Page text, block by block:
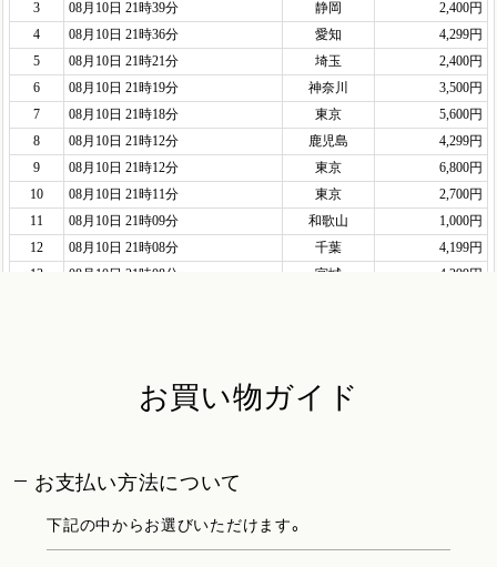
お買い物ガイド
お支払い方法について
下記の中からお選びいただけます。